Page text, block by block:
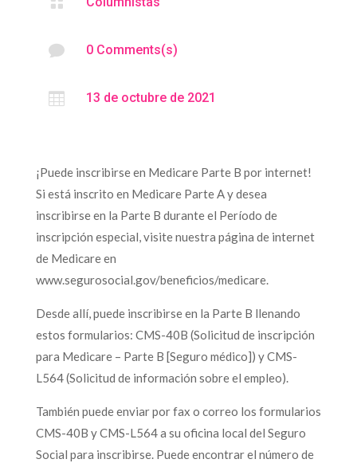
 0 Comments(s)
 13 de octubre de 2021
¡Puede inscribirse en Medicare Parte B por internet!
Si está inscrito en Medicare Parte A y desea
inscribirse en la Parte B durante el Período de
inscripción especial, visite nuestra página de internet
de Medicare en
www.segurosocial.gov/beneficios/medicare.
Desde allí, puede inscribirse en la Parte B llenando
estos formularios: CMS-40B (Solicitud de inscripción
para Medicare – Parte B [Seguro médico]) y CMS-
L564 (Solicitud de información sobre el empleo).
También puede enviar por fax o correo los formularios
CMS-40B y CMS-L564 a su oficina local del Seguro
Social para inscribirse. Puede encontrar el número de